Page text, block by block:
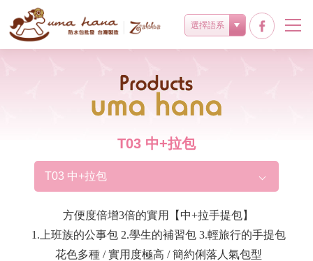
選擇語系
Products
T03 中+拉包
T03 中+拉包
方便度倍增3倍的實用【中+拉手提包】
1.上班族的公事包 2.學生的補習包 3.輕旅行的手提包
花色多種 / 實用度極高 / 簡約俐落人氣包型